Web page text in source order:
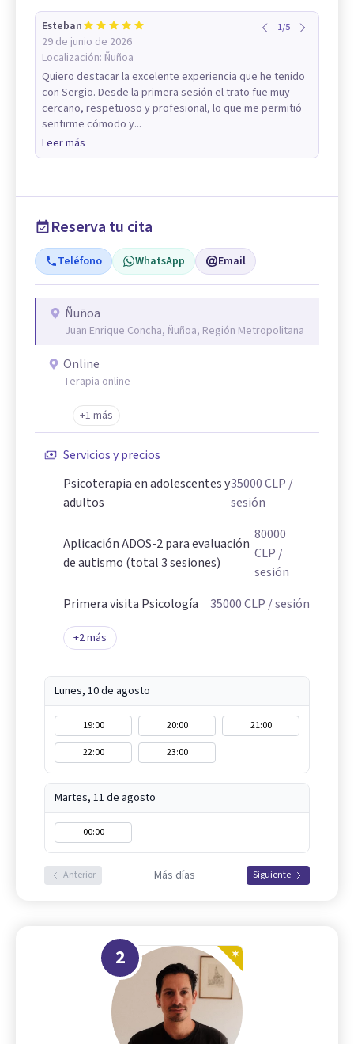
Esteban
29 de junio de 2026
Localización: Ñuñoa
1/5
Quiero destacar la excelente experiencia que he tenido
con Sergio. Desde la primera sesión el trato fue muy
cercano, respetuoso y profesional, lo que me permitió
sentirme cómodo y...
Leer más
Reserva tu cita
Teléfono WhatsApp Email
Ñuñoa
Juan Enrique Concha, Ñuñoa, Región Metropolitana
Online
Terapia online
+1 más
Servicios y precios
Psicoterapia en adolescentes y
adultos
35000CLP /
sesión
Aplicación ADOS-2 para evaluación
de autismo (total 3 sesiones)
80000
CLP /
sesión
Primera visita Psicología
35000CLP / sesión
+2más
Lunes, 10 de agosto
19:00 20:00
21:00
22:00
23:00
Martes, 11 de agosto
00:00
Anterior Más días Siguiente
2